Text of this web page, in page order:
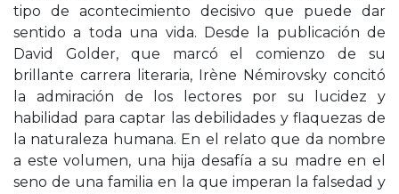
tipo de acontecimiento decisivo que puede dar
sentido a toda una vida. Desde la publicación de
David Golder, que marcó el comienzo de su
brillante carrera literaria, Irène Némirovsky concitó
la admiración de los lectores por su lucidez y
habilidad para captar las debilidades y flaquezas de
la naturaleza humana. En el relato que da nombre
a este volumen, una hija desafía a su madre en el
seno de una familia en la que imperan la falsedad y